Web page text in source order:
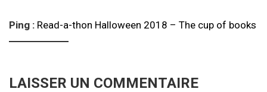
Ping : Read-a-thon Halloween 2018 – The cup of books
LAISSER UN COMMENTAIRE